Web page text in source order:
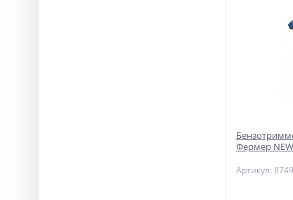
Фермер NEW
Артикул: